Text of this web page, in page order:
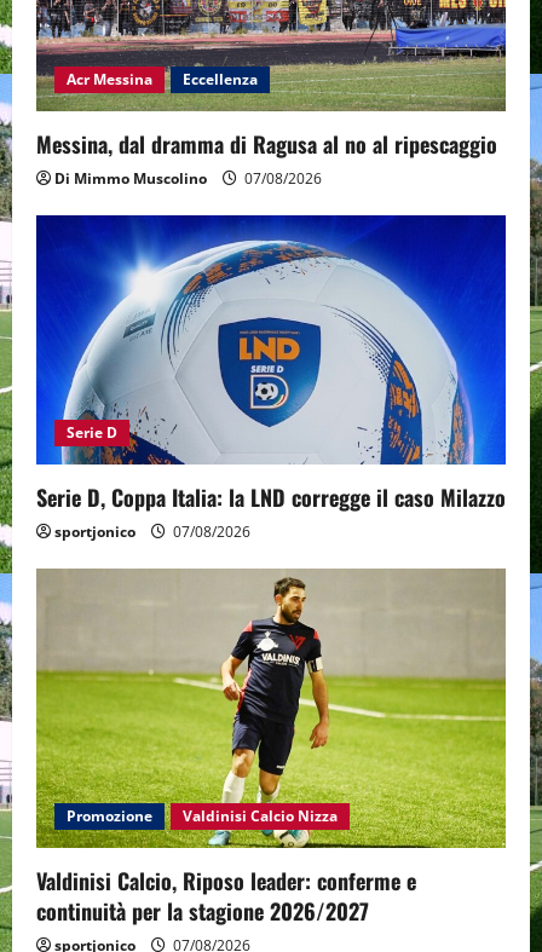
Acr Messina Eccellenza
Messina, dal dramma di Ragusa al no al ripescaggio
Di Mimmo Muscolino 07/08/2026
Serie D
Serie D, Coppa Italia: la LND corregge il caso Milazzo
sportjonico 07/08/2026
Promozione Valdinisi Calcio Nizza
Valdinisi Calcio, Riposo leader: conferme e
continuità per la stagione 2026/2027
sportjonico 07/08/2026